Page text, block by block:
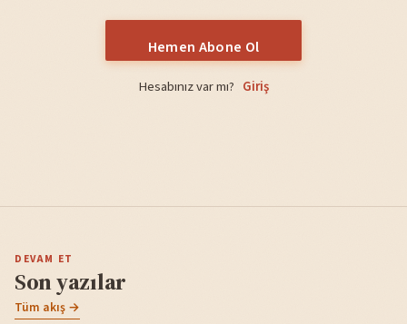
Hemen Abone Ol
Hesabınız var mı? Giriş
DEVAM ET
Son yazılar
Tüm akış →